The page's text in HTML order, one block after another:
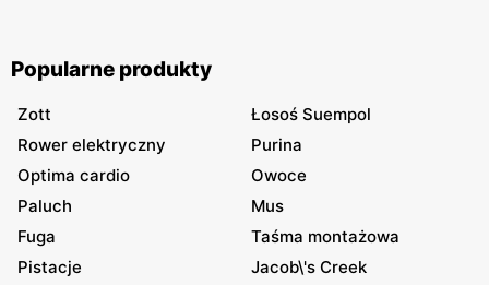
Popularne produkty
Zott
Łosoś Suempol
Rower elektryczny
Purina
Optima cardio
Owoce
Paluch
Mus
Fuga
Taśma montażowa
Pistacje
Jacob\'s Creek